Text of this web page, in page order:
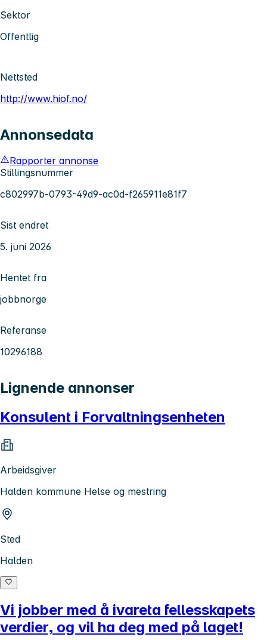
Sektor
Offentlig
Nettsted
http://www.hiof.no/
Annonsedata
Rapporter annonse
Stillingsnummer
c802997b-0793-49d9-ac0d-f265911e81f7
Sist endret
5. juni 2026
Hentet fra
jobbnorge
Referanse
10296188
Lignende annonser
Konsulent i Forvaltningsenheten
Arbeidsgiver
Halden kommune Helse og mestring
Sted
Halden
Vi jobber med å ivareta fellesskapets
verdier, og vil ha deg med på laget!